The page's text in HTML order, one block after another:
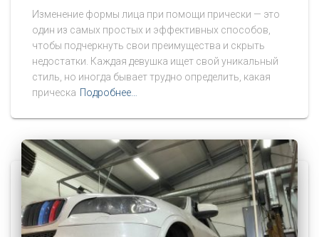
Изменение формы лица при помощи прически — это
один из самых простых и эффективных способов,
чтобы подчеркнуть свои преимущества и скрыть
недостатки. Каждая девушка ищет свой уникальный
стиль, но иногда бывает трудно определить, какая
прическа Подробнее…